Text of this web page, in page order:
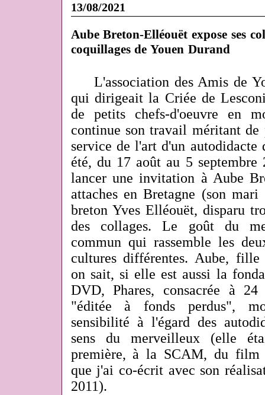
13/08/2021
Aube Breton-Elléouët expose ses
coquillages de Youen Durand
L'association des Amis de
qui dirigeait la Criée de
de petits chefs-d'oeuvre en
continue son travail méritant de
service de l'art d'un autodidacte
été, du 17 août au 5
lancer une invitation à Aube
attaches en Bretagne (son
breton Yves Elléouët, disparu
des collages. Le goût du
commun qui rassemble les
cultures différentes. Aube,
on sait, si elle est aussi la
DVD, Phares, consacrée à
"éditée à fonds perdus",
sensibilité à l'égard des
sens du merveilleux (elle
première, à la SCAM, du film
que j'ai co-écrit avec son
2011).